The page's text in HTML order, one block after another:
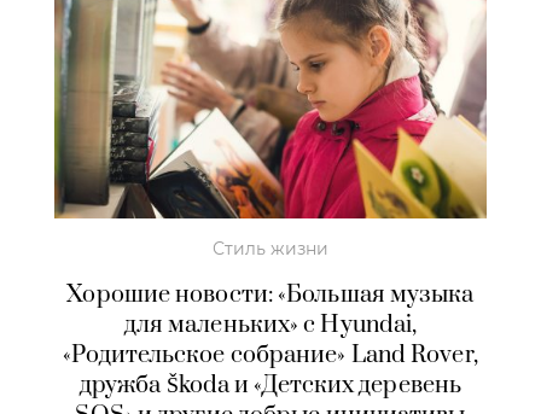
Стиль жизни
Хорошие новости: «Большая музыка
для маленьких» с Hyundai,
«Родительское собрание» Land Rover,
дружба Škoda и «Детских деревень